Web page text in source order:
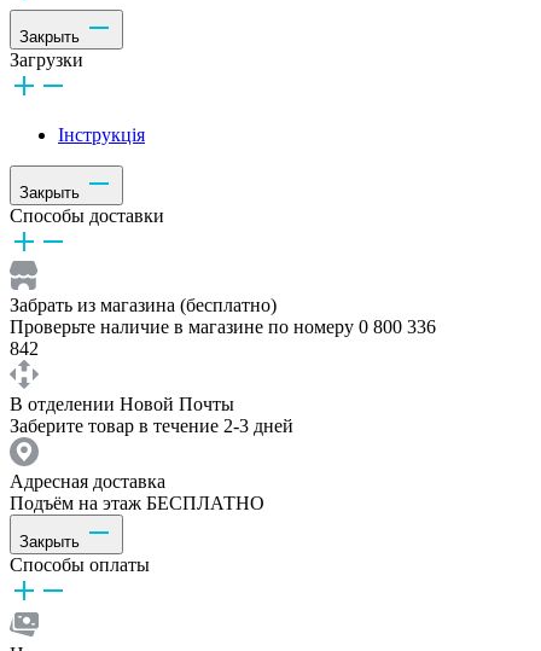
Закрыть
Загрузки
Інструкція
Закрыть
Способы доставки
Забрать из магазина (бесплатно)
Проверьте наличие в магазине по номеру 0 800 336
842
В отделении Новой Почты
Заберите товар в течение 2-3 дней
Адресная доставка
Подъём на этаж БЕСПЛАТНО
Закрыть
Способы оплаты